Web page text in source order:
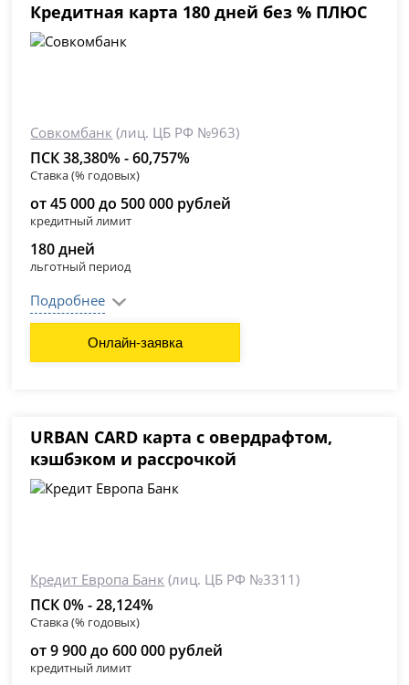
Кредитная карта 180 дней без % ПЛЮС
Совкомбанк (лиц. ЦБ РФ №963)
ПСК 38,380% - 60,757%
Ставка (% годовых)
от 45 000 до 500 000 рублей
кредитный лимит
180 дней
льготный период
Подробнее
Онлайн-заявка
URBAN CARD карта с овердрафтом,
кэшбэком и рассрочкой
Кредит Европа Банк (лиц. ЦБ РФ №3311)
ПСК 0% - 28,124%
Ставка (% годовых)
от 9 900 до 600 000 рублей
кредитный лимит